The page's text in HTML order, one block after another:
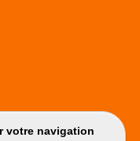
votre navigation